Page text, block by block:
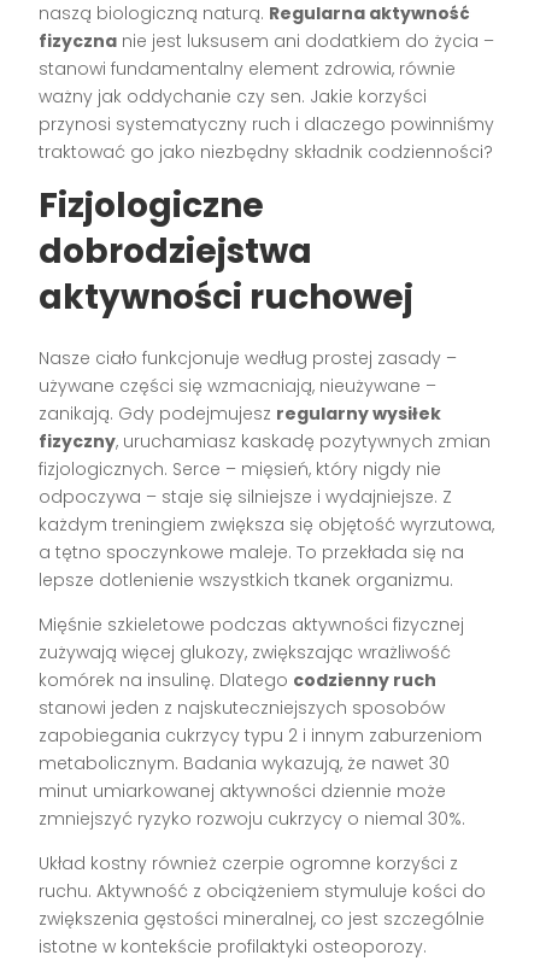
naszą biologiczną naturą. Regularna aktywność
fizyczna nie jest luksusem ani dodatkiem do życia –
stanowi fundamentalny element zdrowia, równie
ważny jak oddychanie czy sen. Jakie korzyści
przynosi systematyczny ruch i dlaczego powinniśmy
traktować go jako niezbędny składnik codzienności?
Fizjologiczne
dobrodziejstwa
aktywności ruchowej
Nasze ciało funkcjonuje według prostej zasady –
używane części się wzmacniają, nieużywane –
zanikają. Gdy podejmujesz regularny wysiłek
fizyczny, uruchamiasz kaskadę pozytywnych zmian
fizjologicznych. Serce – mięsień, który nigdy nie
odpoczywa – staje się silniejsze i wydajniejsze. Z
każdym treningiem zwiększa się objętość wyrzutowa,
a tętno spoczynkowe maleje. To przekłada się na
lepsze dotlenienie wszystkich tkanek organizmu.
Mięśnie szkieletowe podczas aktywności fizycznej
zużywają więcej glukozy, zwiększając wrażliwość
komórek na insulinę. Dlatego codzienny ruch
stanowi jeden z najskuteczniejszych sposobów
zapobiegania cukrzycy typu 2 i innym zaburzeniom
metabolicznym. Badania wykazują, że nawet 30
minut umiarkowanej aktywności dziennie może
zmniejszyć ryzyko rozwoju cukrzycy o niemal 30%.
Układ kostny również czerpie ogromne korzyści z
ruchu. Aktywność z obciążeniem stymuluje kości do
zwiększenia gęstości mineralnej, co jest szczególnie
istotne w kontekście profilaktyki osteoporozy.